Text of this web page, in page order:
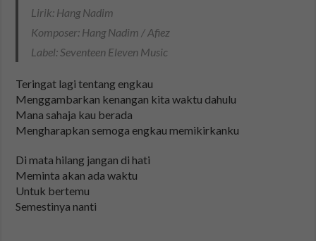
Lirik: Hang Nadim
Komposer: Hang Nadim / Afiez
Label: Seventeen Eleven Music
Teringat lagi tentang engkau
Menggambarkan kenangan kita waktu dahulu
Mana sahaja kau berada
Mengharapkan semoga engkau memikirkanku
Di mata hilang jangan di hati
Meminta akan ada waktu
Untuk bertemu
Semestinya nanti